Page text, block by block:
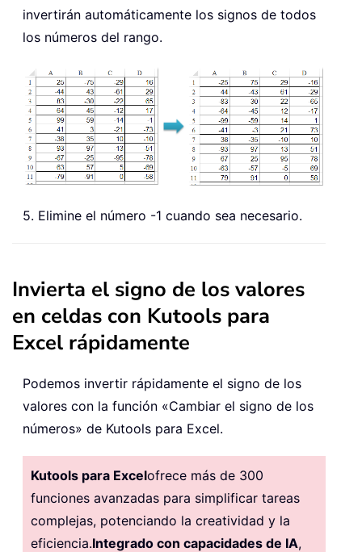
invertirán automáticamente los signos de todos
los números del rango.
5. Elimine el número -1 cuando sea necesario.
Invierta el signo de los valores
en celdas con Kutools para
Excel rápidamente
Podemos invertir rápidamente el signo de los
valores con la función «Cambiar el signo de los
números» de Kutools para Excel.
Kutools para Excelofrece más de 300
funciones avanzadas para simplificar tareas
complejas, potenciando la creatividad y la
eficiencia.Integrado con capacidades de IA,